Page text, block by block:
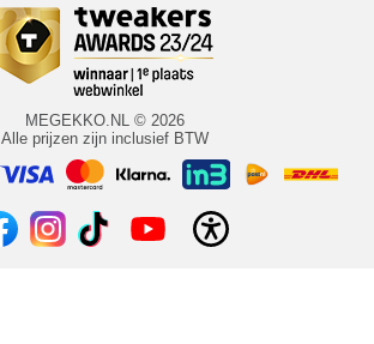
MEGEKKO.NL © 2026
Alle prijzen zijn inclusief BTW